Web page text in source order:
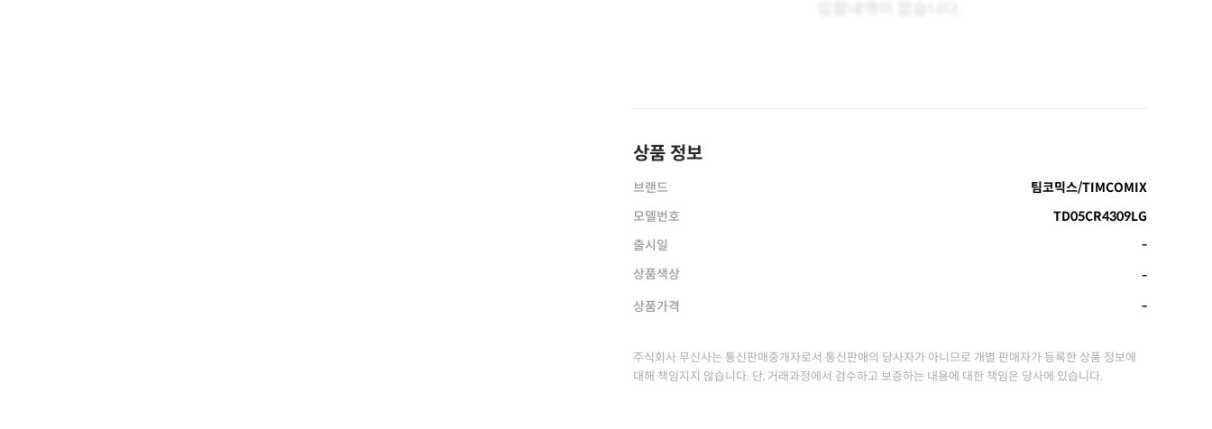
상품 정보
브랜드
팀코믹스/TIMCOMIX
모델번호
TD05CR4309LG
출시일
-
상품색상
-
상품가격
-
주식회사 무신사는 통신판매중개자로서 통신판매의 당사자가 아니므로 개별 판매자가 등록한 상품 정보에
대해 책임지지 않습니다. 단, 거래과정에서 검수하고 보증하는 내용에 대한 책임은 당사에 있습니다.